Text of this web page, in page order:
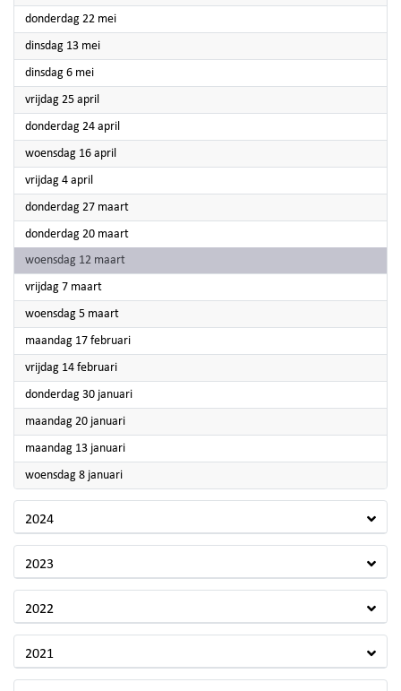
donderdag 22 mei2025
dinsdag 13 mei2025
dinsdag 6 mei2025
vrijdag 25 april
donderdag 24 april
woensdag 16 april
vrijdag 4 april
donderdag 27 maart2025
donderdag 20 maart2025
woensdag 12 maart2025
vrijdag 7 maart2025
woensdag 5 maart2025
maandag 17 februari2025
vrijdag 14 februari2025
donderdag 30 januari2025
maandag 20 januari2025
maandag 13 januari2025
woensdag 8 januari2025
2024
2023
2022
2021